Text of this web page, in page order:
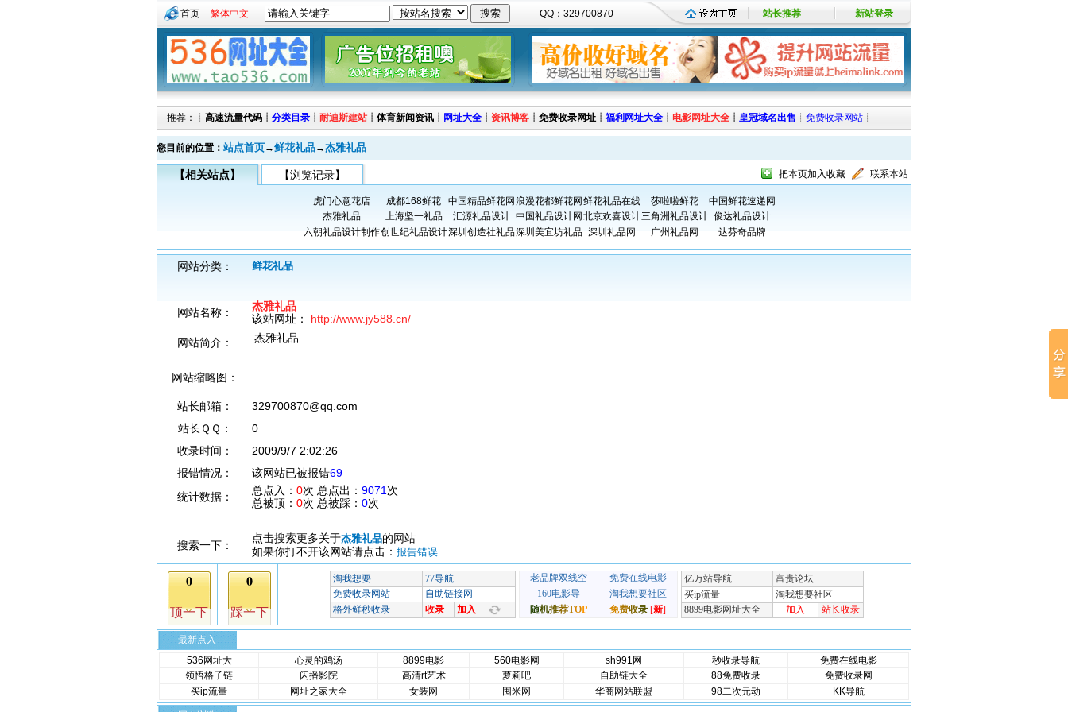
首页 繁体中文 QQ：329700870 站长推荐 新站登录
推荐：┊ 高速流量代码 ┊ 分类目录 ┊ 耐迪斯建站 ┊ 体育新闻资讯 ┊ 网址大全 ┊ 资讯博客 ┊ 免费收录网址 ┊ 福利网址大全 ┊ 电影网址大全 ┊ 皇冠域名出售 ┊ 免费收录网站 ┊
您目前的位置： 站点首页→鲜花礼品→杰雅礼品
【相关站点】 【浏览记录】 把本页加入收藏 联系本站
虎门心意花店 成都168鲜花 中国精品鲜花网 浪漫花都鲜花网 鲜花礼品在线 莎啦啦鲜花
中国鲜花速递网
杰雅礼品
上海坚一礼品 汇源礼品设计 中国礼品设计网 北京欢喜设计三角洲礼品设计 俊达礼品设计
六朝礼品设计制作创世纪礼品设计深圳创造社礼品深圳美宜坊礼品 深圳礼品网 广州礼品网 达芬奇品牌
网站分类： 鲜花礼品
网站名称：
杰雅礼品
该站网址： http://www.jy588.cn/
网站简介：
杰雅礼品
网站缩略图：
站长邮箱：
329700870@qq.com
站长ＱＱ：
0
收录时间：
2009/9/7 2:02:26
报错情况：
该网站已被报错69
统计数据：
总点入： 0次 总点出： 9071 次
总被顶： 0次 总被踩： 0次
搜索一下：
点击搜索更多关于杰雅礼品的网站
如果你打不开该网站请点击： 报告错误
最新点入
536网址大
心灵的鸡汤 8899电影 560电影网 sh991网 秒收录导航
免费在线电影
领悟格子链
闪播影院 高清rt艺术 萝莉吧 自助链大全 88免费收录
免费收录网
买ip流量
网址之家大全 女装网 囤米网 华商网站联盟 98二次元动 KK导航